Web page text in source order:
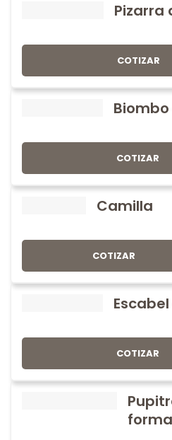
Pizarra
COTIZAR
COTIZAR
Camilla
COTIZAR
COTIZAR